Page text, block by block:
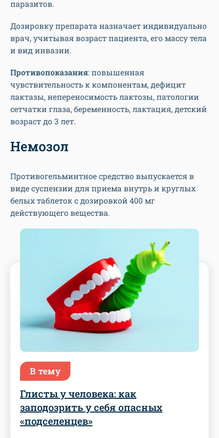
паразитов.
Дозировку препарата назначает индивидуально
врач, учитывая возраст пациента, его массу тела
и вид инвазии.
Противопоказания: повышенная
чувствительность к компонентам, дефицит
лактазы, непереносимость лактозы, патологии
сетчатки глаза, беременность, лактация, детский
возраст до 3 лет.
Немозол
Противогельминтное средство выпускается в
виде суспензии для приема внутрь и круглых
белых таблеток с дозировкой 400 мг
действующего вещества.
В тему
Глисты у человека: как
заподозрить у себя опасных
«подселенцев»